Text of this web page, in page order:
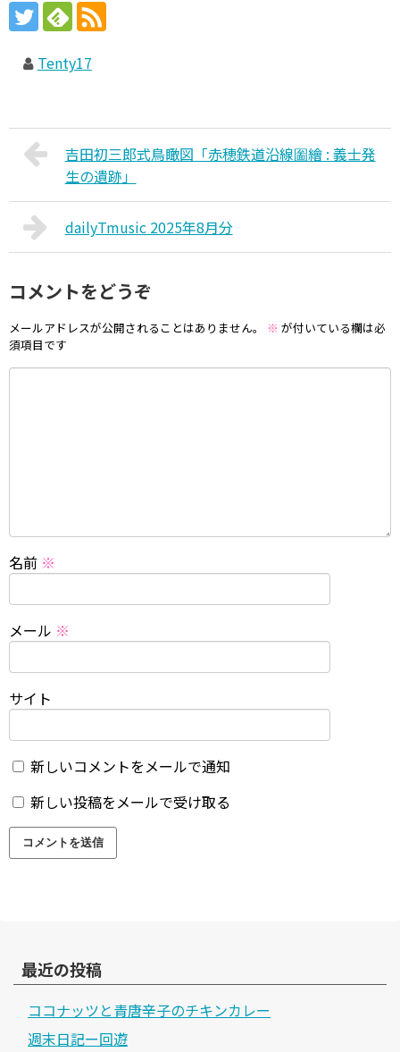
Tenty17
吉田初三郎式鳥瞰図「赤穂鉄道沿線圗繪 : 義士発
生の遺跡」
dailyTmusic 2025年8月分
コメントをどうぞ
メールアドレスが公開されることはありません。 ※ が付いている欄は必
須項目です
名前 ※
メール ※
サイト
新しいコメントをメールで通知
新しい投稿をメールで受け取る
最近の投稿
ココナッツと青唐辛子のチキンカレー
週末日記ー回遊